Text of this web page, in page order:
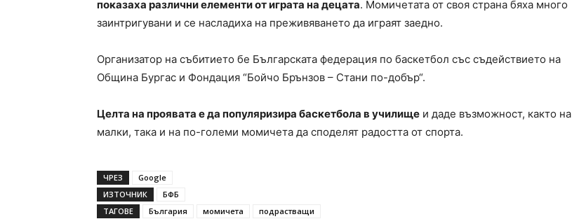
показаха различни елементи от играта на децата. Момичетата от своя страна бяха много
заинтригувани и се насладиха на преживяването да играят заедно.
Организатор на събитието бе Българската федерация по баскетбол със съдействието на
Община Бургас и Фондация “Бойчо Брънзов – Стани по-добър“.
Целта на проявата е да популяризира баскетбола в училище и даде възможност, както на
малки, така и на по-големи момичета да споделят радостта от спорта.
ЧРЕЗ
Google
ИЗТОЧНИК
БФБ
ТАГОВЕ
България момичета подрастващи